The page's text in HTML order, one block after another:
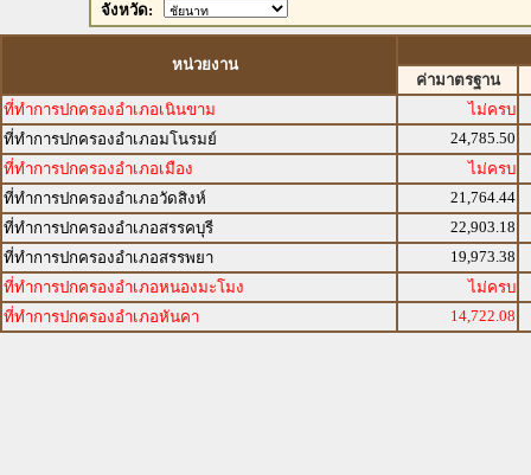
จังหวัด:
หน่วยงาน
ค่ามาตรฐาน
ที่ทำการปกครองอำเภอเนินขาม
ไม่ครบ
ที่ทำการปกครองอำเภอมโนรมย์
24,785.50
ที่ทำการปกครองอำเภอเมือง
ไม่ครบ
ที่ทำการปกครองอำเภอวัดสิงห์
21,764.44
ที่ทำการปกครองอำเภอสรรคบุรี
22,903.18
ที่ทำการปกครองอำเภอสรรพยา
19,973.38
ที่ทำการปกครองอำเภอหนองมะโมง
ไม่ครบ
ที่ทำการปกครองอำเภอหันคา
14,722.08